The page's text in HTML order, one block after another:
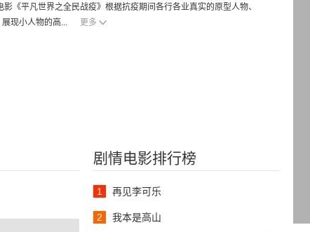
《平凡世界之全民战疫》根据抗疫期间各行各业真实的原型人物、
现小人物的高...
更多
剧情电影排行榜
1 再见李可乐
2 我本是高山